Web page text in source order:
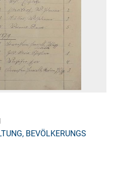
BEVÖLKERUNGS